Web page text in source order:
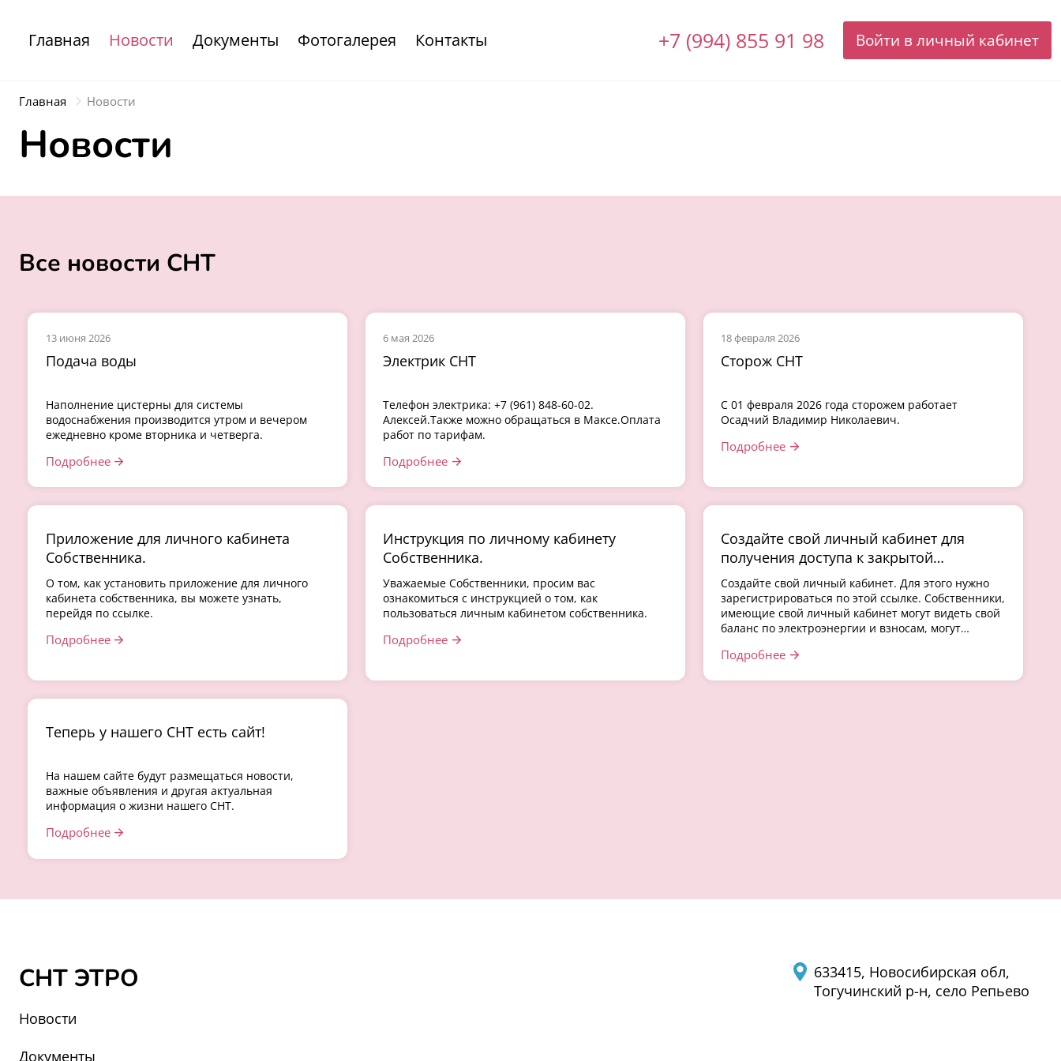
Главная Новости Документы Фотогалерея Контакты +7 (994) 855 91 98 Войти в личный кабинет
Главная Новости
Новости
Все новости СНТ
13 июня 2026
Подача воды
Наполнение цистерны для системы
водоснабжения производится утром и вечером
ежедневно кроме вторника и четверга.
Подробнее
6 мая 2026
Электрик СНТ
Телефон электрика: +7 (961) 848-60-02.
Алексей.Также можно обращаться в Максе.Оплата
работ по тарифам.
Подробнее
18 февраля 2026
Сторож СНТ
С 01 февраля 2026 года сторожем работает
Осадчий Владимир Николаевич.
Подробнее
Приложение для личного кабинета
Собственника.
О том, как установить приложение для личного
кабинета собственника, вы можете узнать,
перейдя по ссылке.
Подробнее
Инструкция по личному кабинету
Собственника.
Уважаемые Собственники, просим вас
ознакомиться с инструкцией о том, как
пользоваться личным кабинетом собственника.
Подробнее
Создайте свой личный кабинет для
получения доступа к закрытой
информации товарищества.
Создайте свой личный кабинет. Для этого нужно
зарегистрироваться по этой ссылке. Собственники,
имеющие свой личный кабинет могут видеть свой
баланс по электроэнергии и взносам, могут
Подробнее
Теперь у нашего СНТ есть сайт!
На нашем сайте будут размещаться новости,
важные объявления и другая актуальная
информация о жизни нашего СНТ.
Подробнее
СНТ ЭТРО
Новости
Документы
633415, Новосибирская обл,
Тогучинский р-н, село Репьево